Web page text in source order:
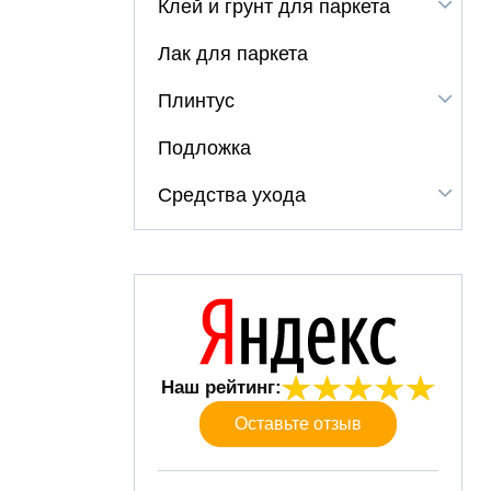
Клей и грунт для паркета
Лак для паркета
Плинтус
Подложка
Средства ухода
Наш рейтинг:
Оставьте отзыв